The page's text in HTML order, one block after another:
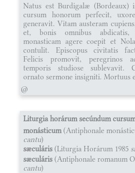
Natus est Burdigalæ (Bordeaux)
cursum honorum perfecit,
generavit. Vitam austeram
et, bonis omnibus
monasticam agere coepit et
contulit. Episcopus civitatis
Felicis promovit, peregrinos
temporis studiose sublevavit.
ornato sermone insigniti. Mortuus
@
Liturgia horárum secúndum
monásticum(Antiphonale
cantu)
sæculáris (Liturgia Horárum 1985
sæculáris (Antiphonale romanum
cantu)